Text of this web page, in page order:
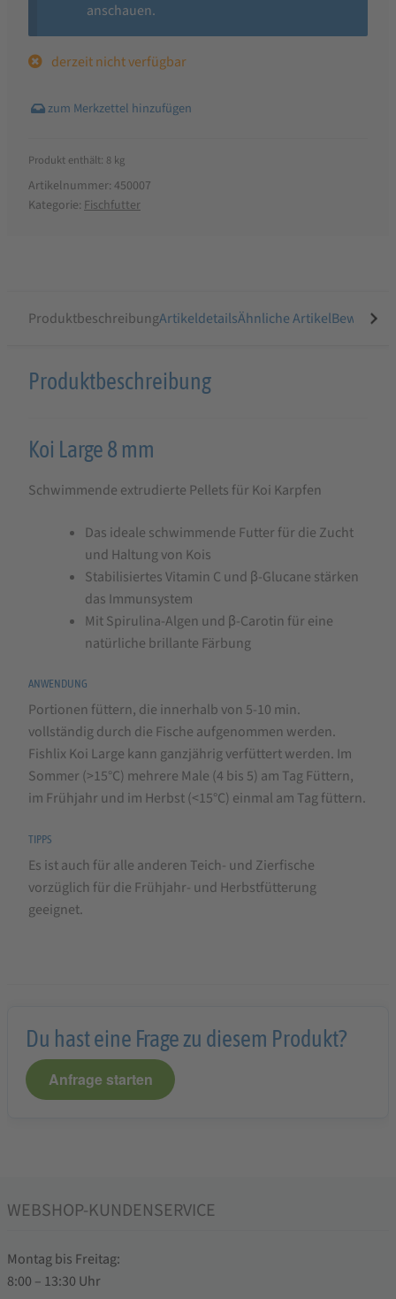
anschauen.
derzeit nicht verfügbar
Produkt enthält: 8 kg
Artikelnummer: 450007
Kategorie: Fischfutter
ProduktbeschreibungArtikeldetailsÄhnliche Artikel
Produktbeschreibung
Versele
Laga
Fishlix
Large
Produktbeschreibung
Koi Large 8 mm
Schwimmende extrudierte Pellets für Koi Karpfen
Das ideale schwimmende Futter für die Zucht
und Haltung von Kois
Stabilisiertes Vitamin C und β-Glucane stärken
das Immunsystem
Mit Spirulina-Algen und β-Carotin für eine
natürliche brillante Färbung
ANWENDUNG
Portionen füttern, die innerhalb von 5-10 min.
vollständig durch die Fische aufgenommen werden.
Fishlix Koi Large kann ganzjährig verfüttert werden. Im
Sommer (>15°C) mehrere Male (4 bis 5) am Tag Füttern,
im Frühjahr und im Herbst (<15°C) einmal am Tag füttern.
TIPPS
Es ist auch für alle anderen Teich- und Zierfische
vorzüglich für die Frühjahr- und Herbstfütterung
geeignet.
Du hast eine Frage zu diesem Produkt?
Anfrage starten
WEBSHOP-KUNDENSERVICE
Montag bis Freitag:
8:00 – 13:30 Uhr